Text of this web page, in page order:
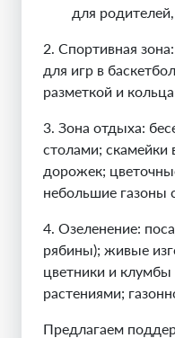
для
2. Спортивная зона:
для игр в
разметкой и
3. Зона отдыха:
столами; скамейки
дорожек;
небольшие газоны
4. Озеленение:
рябины); живые
цветники и
растениями;
Предлагаем